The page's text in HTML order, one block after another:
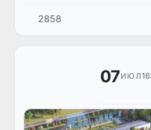
боғлиқ. Шундай экан,
беришига қарамасдан,
имкониятдан келиб
2858
07ИЮЛ